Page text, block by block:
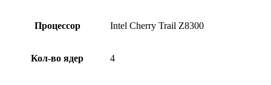
Процессор Intel Cherry Trail Z8300
Кол-во ядер 4